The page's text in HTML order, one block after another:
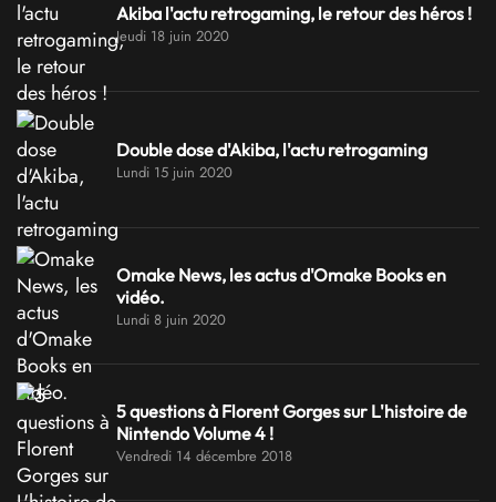
Akiba l'actu retrogaming, le retour des héros !
Jeudi 18 juin 2020
Double dose d'Akiba, l'actu retrogaming
Lundi 15 juin 2020
Omake News, les actus d'Omake Books en
vidéo.
Lundi 8 juin 2020
5 questions à Florent Gorges sur L'histoire de
Nintendo Volume 4 !
Vendredi 14 décembre 2018